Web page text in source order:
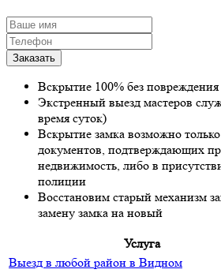
Вскрытие 100% без повреждения
Экстренный выезд мастеров
время суток)
Вскрытие замка возможно
документов, подтверждающих
недвижимость, либо в
полиции
Восстановим старый механизм
замену замка на новый
Услуга
Выезд в любой район в Видном